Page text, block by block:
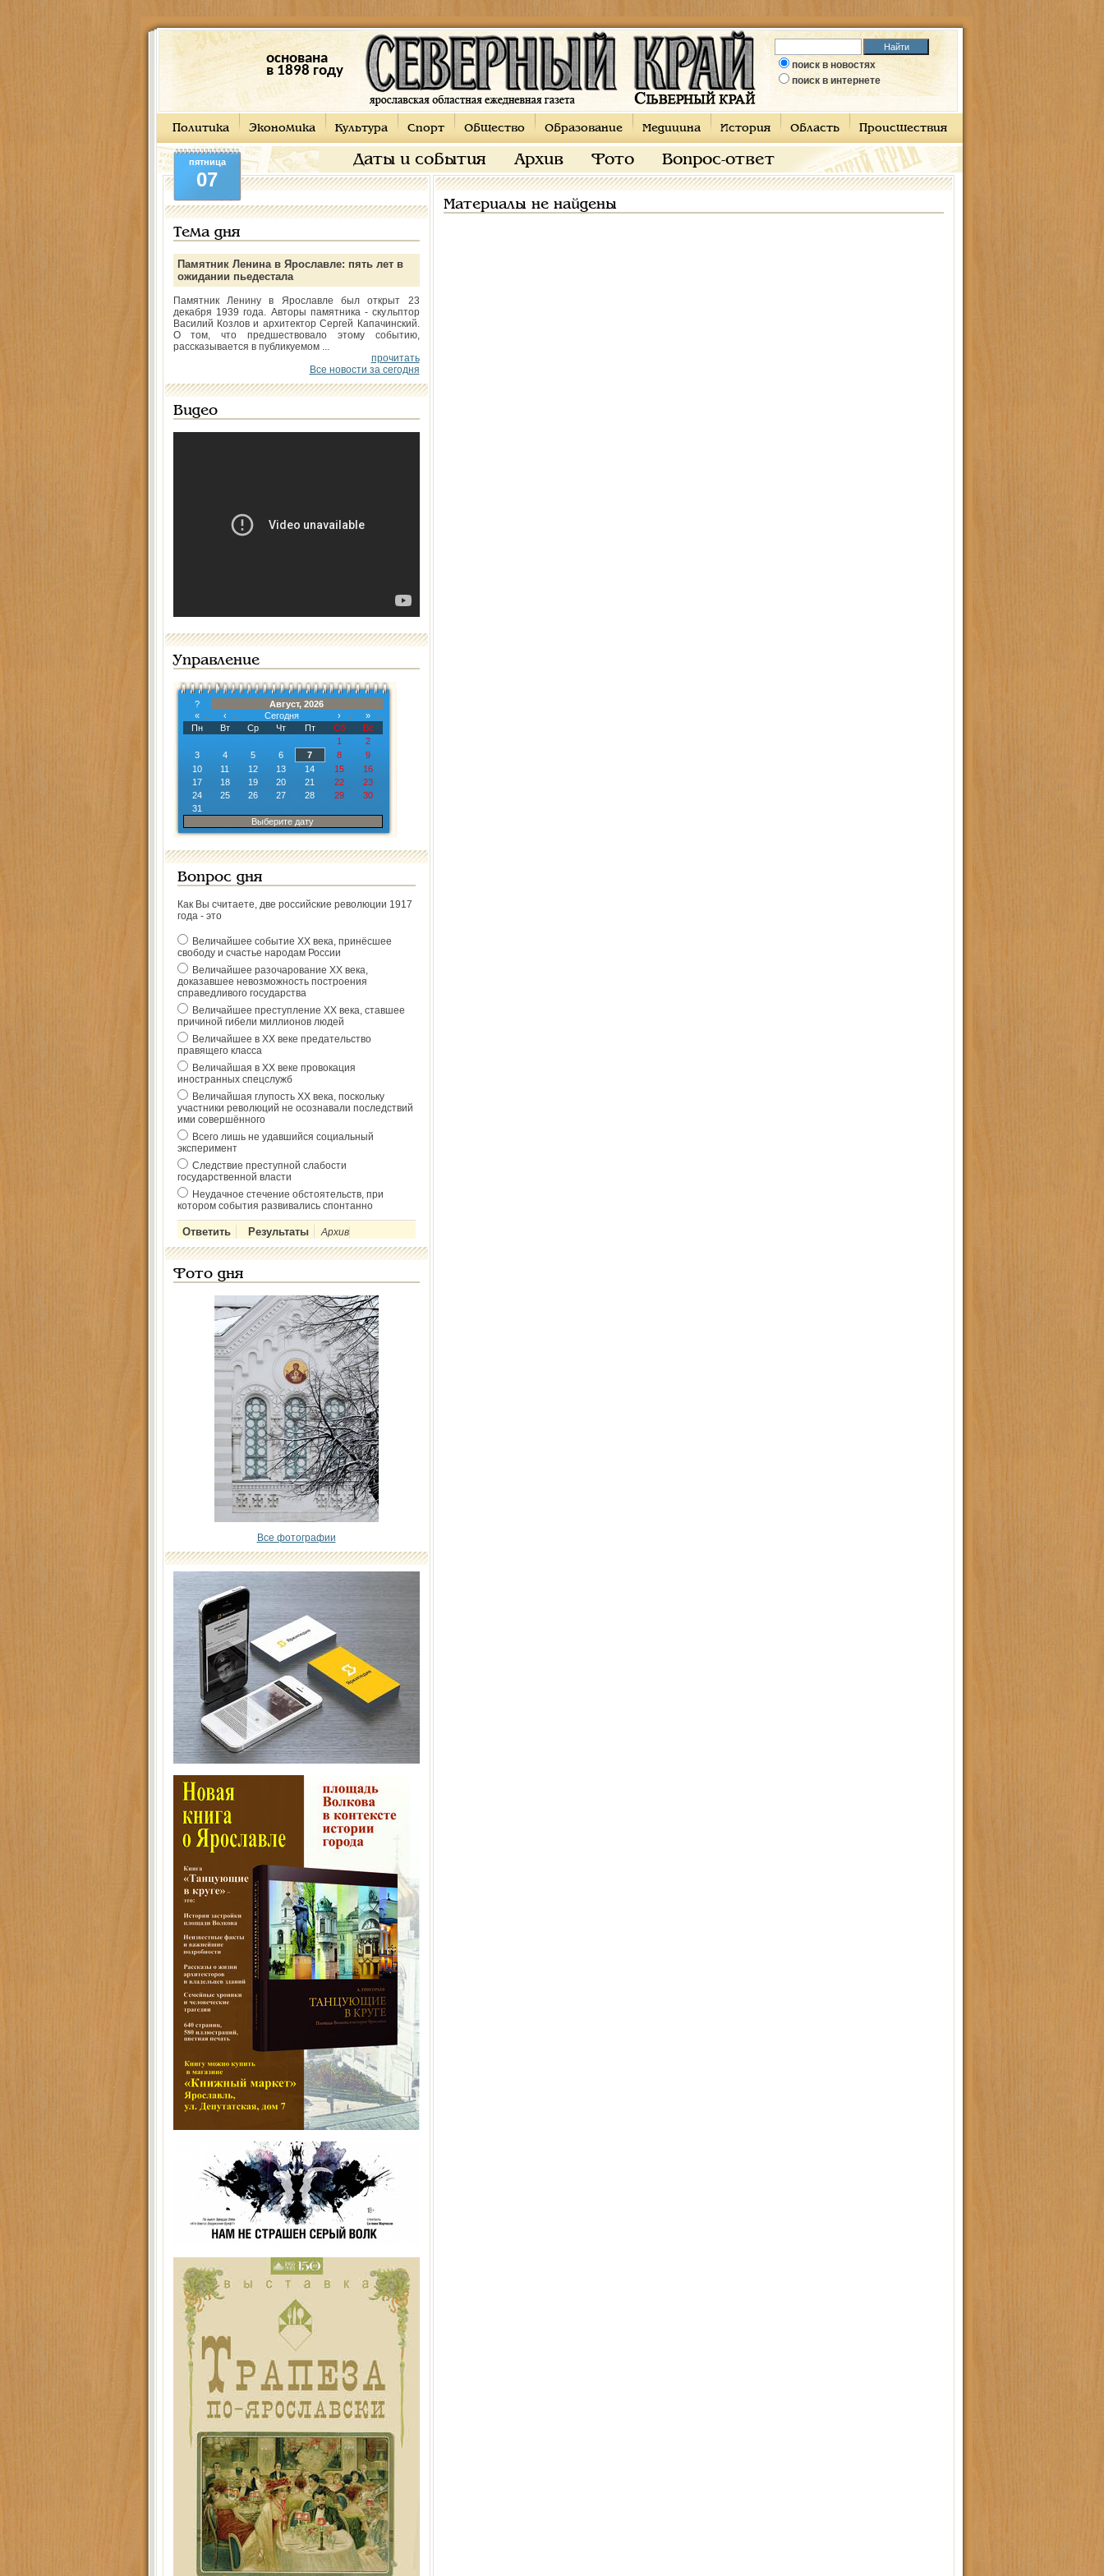
основана
в 1898 году
поиск в новостях
поиск в интернете
Политика Экономика Культура Спорт Общество Образование Медицина История Область Происшествия
Даты и события Архив Фото Вопрос-ответ
пятница
07
Тема дня
Памятник Ленина в Ярославле: пять лет в
ожидании пьедестала
Памятник Ленину в Ярославле был открыт 23
декабря 1939 года. Авторы памятника - скульптор
Василий Козлов и архитектор Сергей Капачинский.
О том, что предшествовало этому событию,
рассказывается в публикуемом ...
прочитать
Все новости за сегодня
Видео
Управление
?
Август, 2026
«
‹ Сегодня ›
»
Пн
Вт Ср Чт Пт Сб
Вс
1
2
3
4 5 6 7 8
9
10
11 12 13 14 15
16
17
18 19 20 21 22
23
24
25 26 27 28 29
30
31
Выберите дату
Вопрос дня
Как Вы считаете, две российские революции 1917
года - это
Величайшее событие ХХ века, принёсшее
свободу и счастье народам России
Величайшее разочарование ХХ века,
доказавшее невозможность построения
справедливого государства
Величайшее преступление ХХ века, ставшее
причиной гибели миллионов людей
Величайшее в ХХ веке предательство
правящего класса
Величайшая в ХХ веке провокация
иностранных спецслужб
Величайшая глупость ХХ века, поскольку
участники революций не осознавали последствий
ими совершённого
Всего лишь не удавшийся социальный
эксперимент
Следствие преступной слабости
государственной власти
Неудачное стечение обстоятельств, при
котором события развивались спонтанно
Архив
Фото дня
Все фотографии
Материалы не найдены